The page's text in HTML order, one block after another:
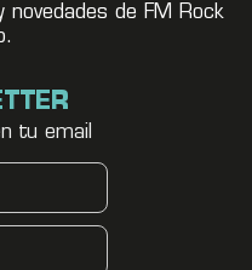
de FM Rock
tu email